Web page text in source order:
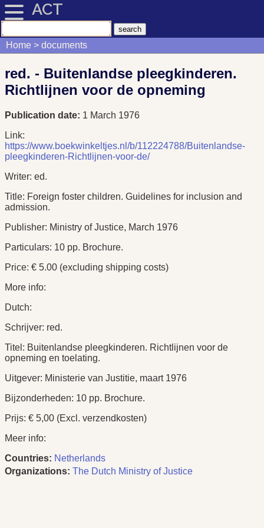
ACT
Home documents
red. - Buitenlandse pleegkinderen.
Richtlijnen voor de opneming
Publication date: 1 March 1976
Link:
https://www.boekwinkeltjes.nl/b/112224788/Buitenlandse-
pleegkinderen-Richtlijnen-voor-de/
Writer: ed.
Title: Foreign foster children. Guidelines for inclusion and
admission.
Publisher: Ministry of Justice, March 1976
Particulars: 10 pp. Brochure.
Price: € 5.00 (excluding shipping costs)
More info:
Dutch:
Schrijver: red.
Titel: Buitenlandse pleegkinderen. Richtlijnen voor de
opneming en toelating.
Uitgever: Ministerie van Justitie, maart 1976
Bijzonderheden: 10 pp. Brochure.
Prijs: € 5,00 (Excl. verzendkosten)
Meer info:
Countries: Netherlands
Organizations: The Dutch Ministry of Justice